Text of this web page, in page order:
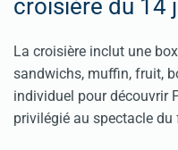
croisière du 14
La croisière inclut une
sandwichs, muffin, fruit,
individuel pour découvrir
privilégié au spectacle